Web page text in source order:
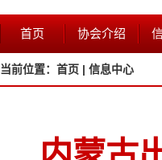
首页 协会介绍
当前位置： 首页 | 信息中心